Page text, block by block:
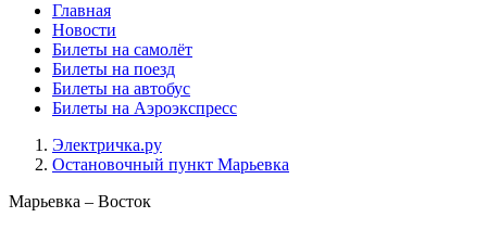
Главная
Новости
Билеты на самолёт
Билеты на поезд
Билеты на автобус
Билеты на Аэроэкспресс
Электричка.ру
Остановочный пункт Марьевка
Марьевка – Восток